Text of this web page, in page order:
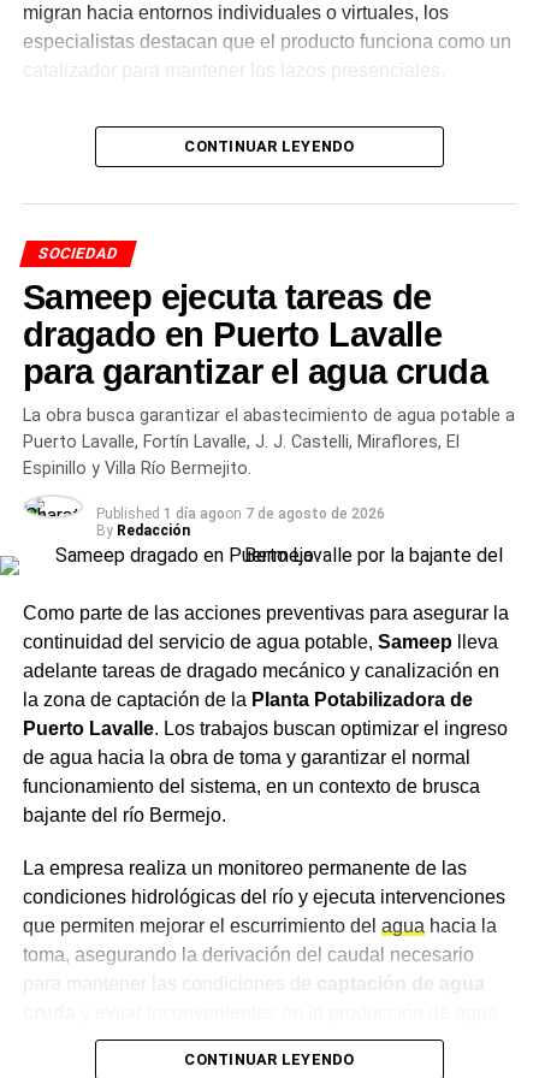
Másnoticias de CharataenCharataChaco.Net.
migran hacia entornos individuales o virtuales, los
especialistas destacan que el producto funciona como un
catalizador para mantener los lazos presenciales.
Cambios en las preferencias y
Durante los últimos años, el perfil del consumidor
argentino atravesó una transformación visible. Si bien las
variedades tradicionales rubias sostienen el mayor
volumen de ventas, se consolidó la búsqueda de nuevos
estilos artesanales, combinaciones gastronómicas y
alternativas de menor graduación.
Entre las tendencias de
mercado sobresalen los
Crecimiento del segmento sin alcohol: Las
variantes 0.0% ganaron terreno entre consumidores
que buscan balancear hidratación o conducir sin
riesgos sin abandonar el ritual social.
Mapeo de maridajes: La cerveza amplió su
presencia en la gastronomía formal, combinándose
con carnes a las brasas, pastas e incluso postres.
Canales de compra directos: Las plataformas de
envío a domicilio registraron subas constantes en
la demanda, especialmente durante eventos
deportivos de gran escala.
conservar la calidad
CONTINUAR LEYENDO
SOCIEDAD
Sameep ejecuta tareas de
dragado en Puerto Lavalle
para garantizar el agua cruda
La obra busca garantizar el abastecimiento de agua potable a
Puerto Lavalle, Fortín Lavalle, J. J. Castelli, Miraflores, El
Espinillo y Villa Río Bermejito.
Published 1 día agoon 7 de agosto de 2026
By Redacción
Como parte de las acciones preventivas para asegurar la
continuidad del servicio de agua potable, Sameeplleva
adelante tareas de dragado mecánico y canalización en
la zona de captación de la Planta Potabilizadora de
Puerto Lavalle. Los trabajos buscan optimizar el ingreso
de agua hacia la obra de toma y garantizar el normal
funcionamiento del sistema, en un contexto de brusca
bajante del río Bermejo.
La empresa realiza un monitoreo permanente de las
condiciones hidrológicas del río y ejecuta intervenciones
que permiten mejorar el escurrimiento del agua hacia la
toma, asegurando la derivación del caudal necesario
para mantener las condiciones de
captación de agua
potable. Las tareas se desarrollan de manera sostenida y
se ajustan de acuerdo con la evolución de la bajante y la
CONTINUAR LEYENDO